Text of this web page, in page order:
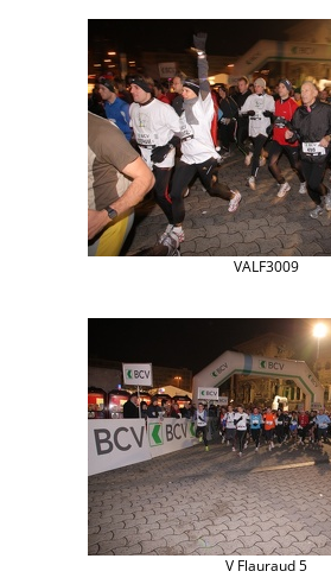
VALF3009
V Flauraud 5